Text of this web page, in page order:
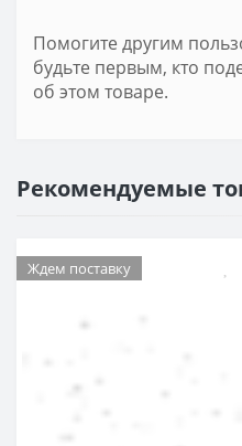
Помогите другим
будьте первым, кто
об этом товаре.
Рекомендуемые
Ждем поставку